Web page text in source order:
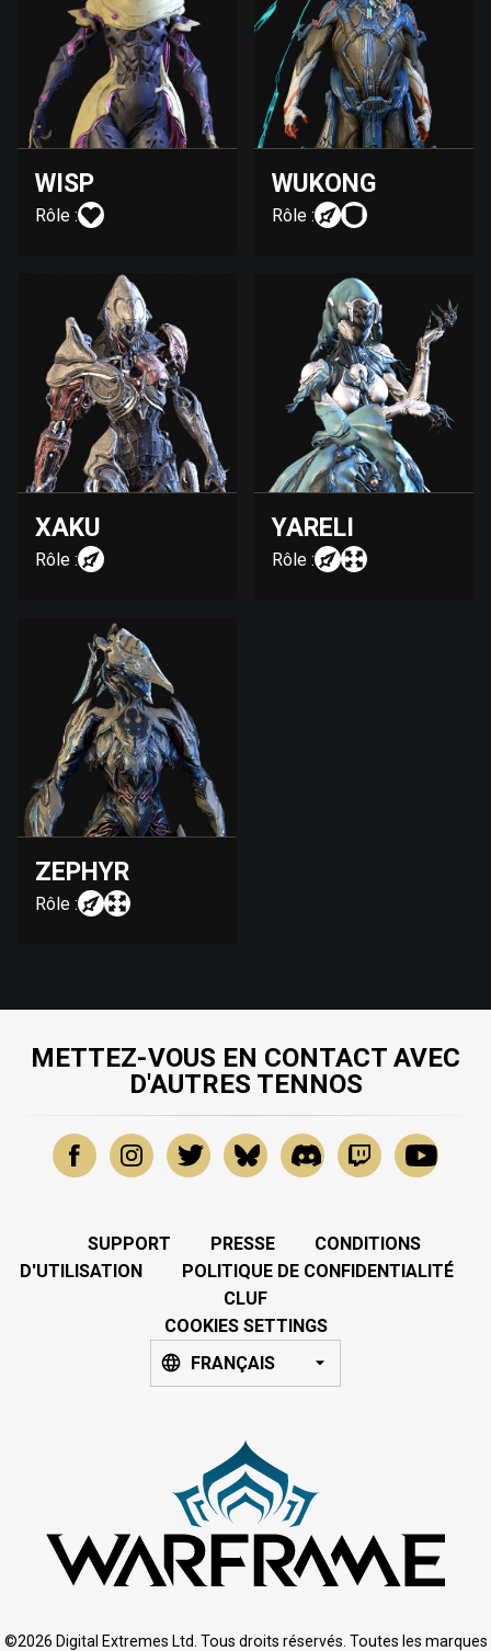
WISP
Rôle :
WUKONG
Rôle :
XAKU
Rôle :
YARELI
Rôle :
ZEPHYR
Rôle :
METTEZ-VOUS EN CONTACT AVEC
D'AUTRES TENNOS
SUPPORT PRESSE
CONDITIONS
D'UTILISATION
POLITIQUE DE CONFIDENTIALITÉ
CLUF
COOKIES SETTINGS
FRANÇAIS
©2026 Digital Extremes Ltd. Tous droits réservés. Toutes les marques